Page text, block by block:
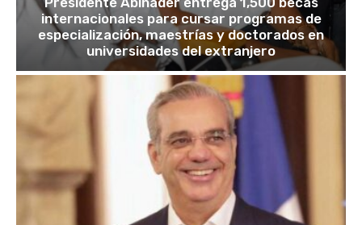
internacionales para cursar programas de
especialización, maestrías y doctorados en
universidades del extranjero